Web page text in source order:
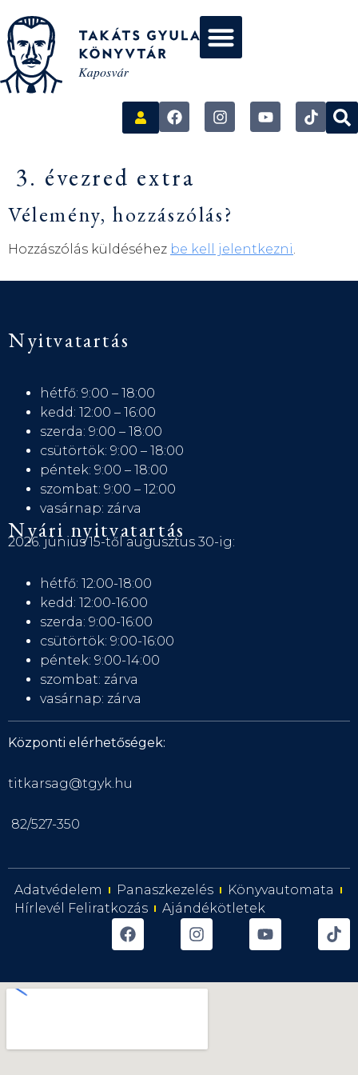
3. évezred extra
Vélemény, hozzászólás?
Hozzászólás küldéséhez be kell jelentkezni.
Nyitvatartás
hétfő: 9:00 – 18:00
kedd: 12:00 – 16:00
szerda: 9:00 – 18:00
csütörtök: 9:00 – 18:00
péntek: 9:00 – 18:00
szombat: 9:00 – 12:00
vasárnap: zárva
Nyári nyitvatartás
2026. június 15-től augusztus 30-ig:
hétfő: 12:00-18:00
kedd: 12:00-16:00
szerda: 9:00-16:00
csütörtök: 9:00-16:00
péntek: 9:00-14:00
szombat: zárva
vasárnap: zárva
Központi elérhetőségek:
titkarsag@tgyk.hu
82/527-350
Adatvédelem Panaszkezelés
Könyvautomata
Hírlevél Feliratkozás
Ajándékötletek